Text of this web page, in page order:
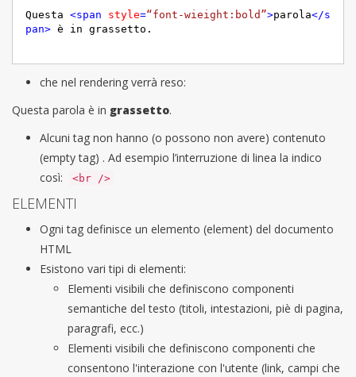
Questa <span style=“font-wieight:bold”>parola</s
pan>
che nel rendering verrà reso:
Questa parola è in grassetto.
Alcuni tag non hanno (o possono non avere) contenuto
(empty tag) . Ad esempio l’interruzione di linea la indico
così:
<br />
ELEMENTI
Ogni tag definisce un elemento (element) del documento
HTML
Esistono vari tipi di elementi:
Elementi visibili che definiscono componenti
semantiche del testo (titoli, intestazioni, piè di pagina,
paragrafi, ecc.)
Elementi visibili che definiscono componenti che
consentono l'interazione con l'utente (link, campi che